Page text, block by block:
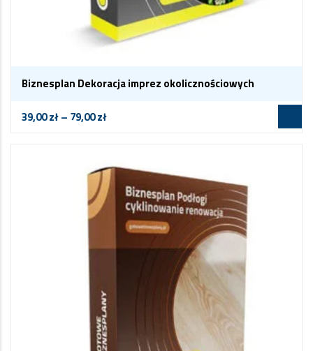
Biznesplan Dekoracja imprez okolicznościowych
39,00zł– 79,00zł